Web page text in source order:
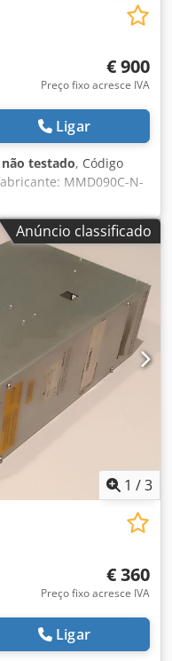
€ 900
Preço fixo acresce IVA
Ligar
não testado, Código
MMD090C-N-
- Funcionalidade: Não
um serviço de
Amjv Ed Rxsgsr
Anúncio classificado
1 /3
€ 360
Preço fixo acresce IVA
Ligar